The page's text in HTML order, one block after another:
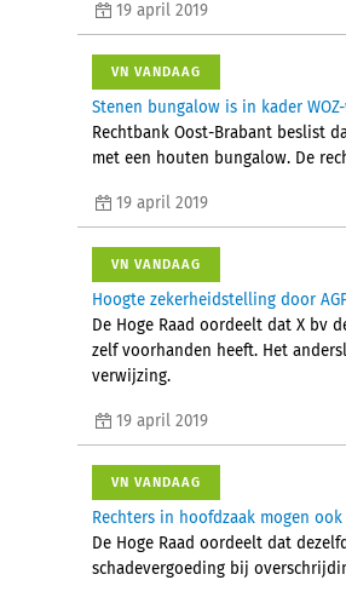
19 april 2019
VN VANDAAG
Stenen bungalow is in kader
Rechtbank Oost-Brabant beslist
met een houten bungalow. De
19 april 2019
VN VANDAAG
Hoogte zekerheidstelling door
De Hoge Raad oordeelt dat X bv
zelf voorhanden heeft. Het
verwijzing.
19 april 2019
VN VANDAAG
Rechters in hoofdzaak mogen
De Hoge Raad oordeelt dat
schadevergoeding bij